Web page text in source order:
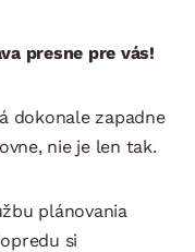
presne pre vás!
dokonale zapadne
nie je len tak.
plánovania
si